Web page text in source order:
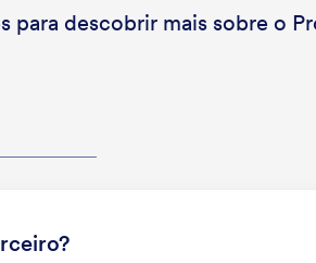
para descobrir mais sobre o